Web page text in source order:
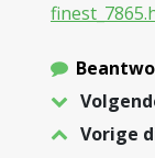
Vorige